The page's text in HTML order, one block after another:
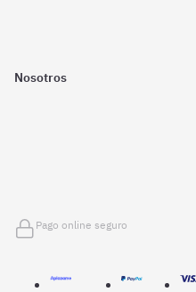
Nosotros
Pago online seguro